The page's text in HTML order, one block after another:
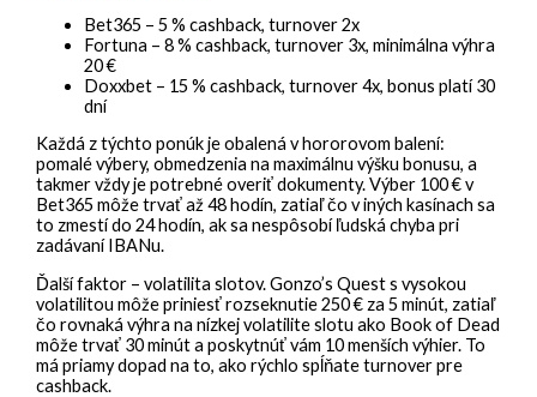
Bet365 – 5 % cashback, turnover 2x
Fortuna – 8 % cashback, turnover 3x, minimálna výhra
20 €
Doxxbet – 15 % cashback, turnover 4x, bonus platí 30
dní
Každá z týchto ponúk je obalená v hororovom balení:
pomalé výbery, obmedzenia na maximálnu výšku bonusu, a
takmer vždy je potrebné overiť dokumenty. Výber 100 € v
Bet365 môže trvať až 48 hodín, zatiaľ čo v iných kasínach sa
to zmestí do 24 hodín, ak sa nespôsobí ľudská chyba pri
zadávaní IBANu.
Ďalší faktor – volatilita slotov. Gonzo’s Quest s vysokou
volatilitou môže priniesť rozseknutie 250 € za 5 minút, zatiaľ
čo rovnaká výhra na nízkej volatilite slotu ako Book of Dead
môže trvať 30 minút a poskytnúť vám 10 menších výhier. To
má priamy dopad na to, ako rýchlo spĺňate turnover pre
cashback.